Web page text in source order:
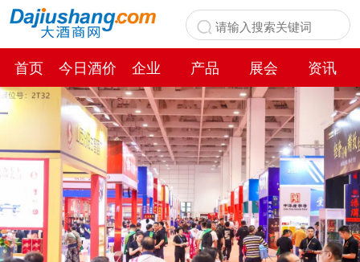
首页 今日酒价 企业 产品 展会
资讯
百科